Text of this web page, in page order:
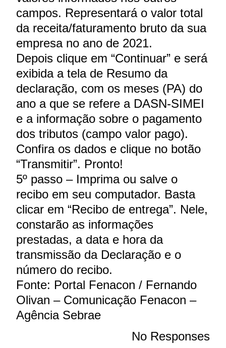
campos. Representará o valor total
da receita/faturamento bruto da sua
empresa no ano de 2021.
Depois clique em “Continuar” e será
exibida a tela de Resumo da
declaração, com os meses (PA) do
ano a que se refere a DASN-SIMEI
e a informação sobre o pagamento
dos tributos (campo valor pago).
Confira os dados e clique no botão
“Transmitir”. Pronto!
5º passo – Imprima ou salve o
recibo em seu computador. Basta
clicar em “Recibo de entrega”. Nele,
constarão as informações
prestadas, a data e hora da
transmissão da Declaração e o
número do recibo.
Fonte: Portal Fenacon / Fernando
Olivan – Comunicação Fenacon –
Agência Sebrae
No Responses